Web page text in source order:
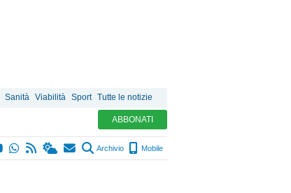
Sanità Viabilità Sport Tutte le notizie
ABBONATI
Archivio Mobile